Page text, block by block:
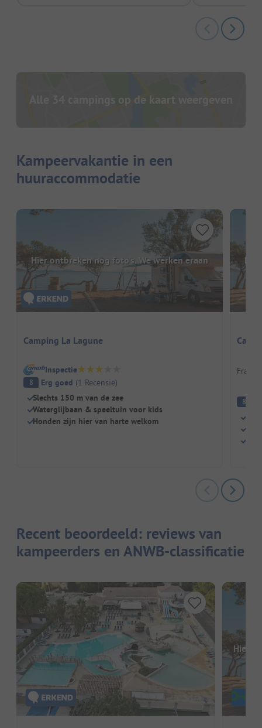
Alle 34 campings op de kaart weergeven
Kampeervakantie in een
huuraccommodatie
Hier ontbreken nog foto's. We werken eraan
Camping La Lagune
Inspectie
8 Erg goed (1 Recensie)
Slechts 150 m van de zee
Waterglijbaan & speeltuin voor kids
Honden zijn hier van harte welkom
8
Recent beoordeeld: reviews van
kampeerders en ANWB-classificatie
Hier